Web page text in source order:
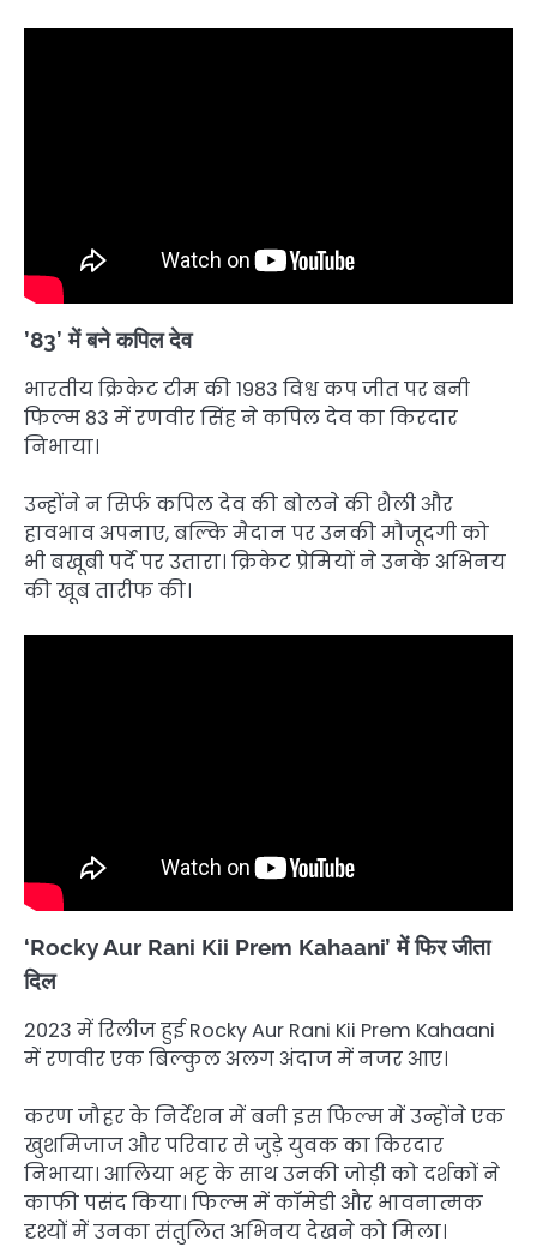
’83’ में बने कपिल देव
भारतीय क्रिकेट टीम की 1983 विश्व कप जीत पर बनी
फिल्म 83 में रणवीर सिंह ने कपिल देव का किरदार
निभाया।
उन्होंने न सिर्फ कपिल देव की बोलने की शैली और
हावभाव अपनाए, बल्कि मैदान पर उनकी मौजूदगी को
भी बखूबी पर्दे पर उतारा। क्रिकेट प्रेमियों ने उनके अभिनय
की खूब तारीफ की।
‘Rocky Aur Rani Kii Prem Kahaani’ में फिर जीता
दिल
2023 में रिलीज हुई Rocky Aur Rani Kii Prem Kahaani
में रणवीर एक बिल्कुल अलग अंदाज में नजर आए।
करण जौहर के निर्देशन में बनी इस फिल्म में उन्होंने एक
खुशमिजाज और परिवार से जुड़े युवक का किरदार
निभाया। आलिया भट्ट के साथ उनकी जोड़ी को दर्शकों ने
काफी पसंद किया। फिल्म में कॉमेडी और भावनात्मक
दृश्यों में उनका संतुलित अभिनय देखने को मिला।